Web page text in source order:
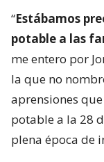
“Estábamos
potable a las
me entero por
la que no
aprensiones
potable a la 28
plena época de